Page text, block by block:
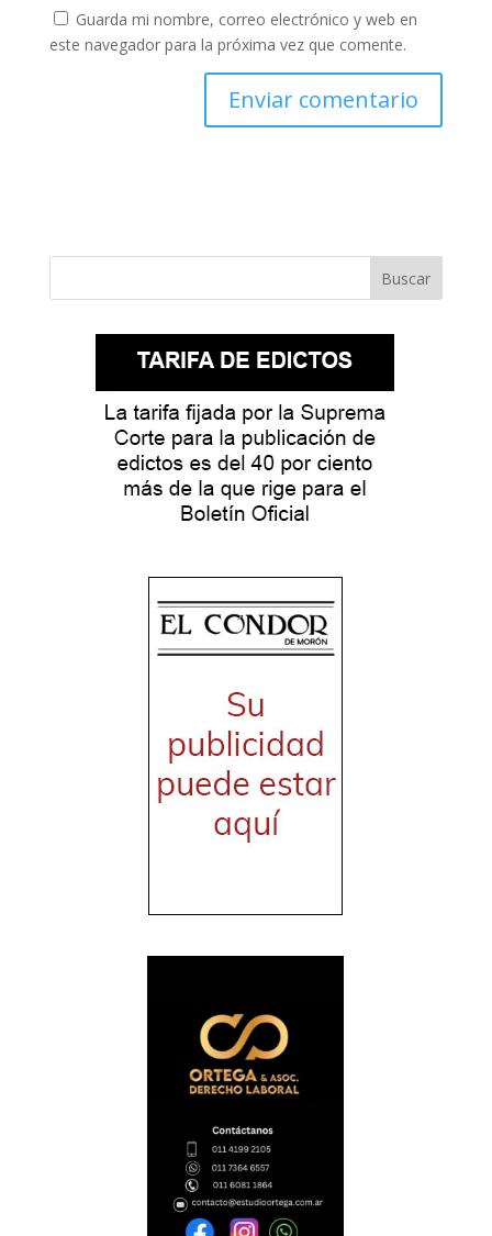
Guarda mi nombre, correo electrónico y web en
este navegador para la próxima vez que comente.
Buscar